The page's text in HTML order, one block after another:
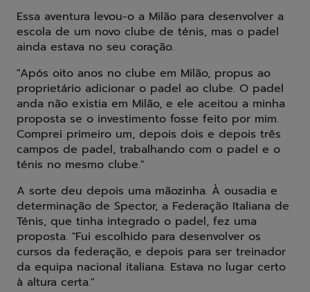
Essa aventura levou-o a Milão para desenvolver a
escola de um novo clube de ténis, mas o padel
ainda estava no seu coração.
"Após oito anos no clube em Milão, propus ao
proprietário adicionar o padel ao clube. O padel
anda não existia em Milão, e ele aceitou a minha
proposta se o investimento fosse feito por mim.
Comprei primeiro um, depois dois e depois três
campos de padel, trabalhando com o padel e o
ténis no mesmo clube."
A sorte deu depois uma mãozinha. À ousadia e
determinação de Spector, a Federação Italiana de
Ténis, que tinha integrado o padel, fez uma
proposta. "Fui escolhido para desenvolver os
cursos da federação, e depois para ser treinador
da equipa nacional italiana. Estava no lugar certo
à altura certa."